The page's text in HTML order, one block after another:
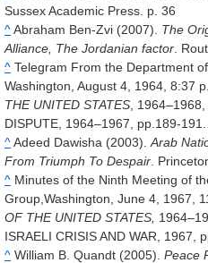
Sussex Academic Press. p. 36
^Abraham Ben-Zvi (2007). The
Alliance, The Jordanian factor .
^ Telegram From the Department
Washington, August 4, 1964, 8:37
THE UNITED STATES ,
DISPUTE, 1964–1967, pp.189-191.
^Adeed Dawisha (2003). Arab
From Triumph To Despair .
^ Minutes of the Ninth Meeting of
Group,Washington, June 4, 1967,
OF THE UNITED STATES,
ISRAELI CRISIS AND WAR, 1967,
^ William B. Quandt (2005). Peace